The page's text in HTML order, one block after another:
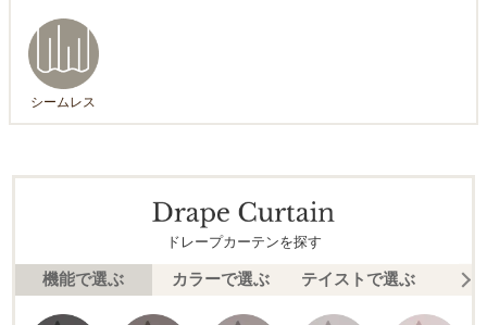
シームレス
ドレープカーテンを探す
機能で選ぶ カラーで選ぶ テイストで選ぶ 柄